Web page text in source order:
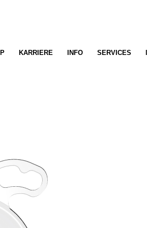
KARRIERE INFO SERVICES